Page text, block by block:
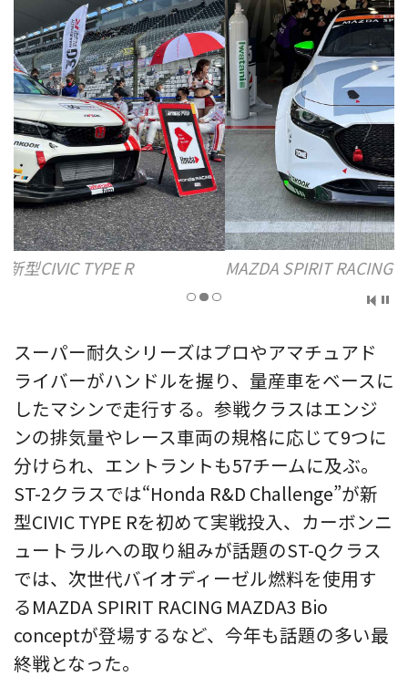
MAZDA SPIRIT RACING MAZDA2 Bio concept
スーパー耐久シリーズはプロやアマチュアド
ライバーがハンドルを握り、量産車をベースに
したマシンで走行する。参戦クラスはエンジ
ンの排気量やレース車両の規格に応じて9つに
分けられ、エントラントも57チームに及ぶ。
ST-2クラスでは“Honda R&D Challenge”が新
型CIVIC TYPE Rを初めて実戦投入、カーボンニ
ュートラルへの取り組みが話題のST-Qクラス
では、次世代バイオディーゼル燃料を使用す
るMAZDA SPIRIT RACING MAZDA3 Bio
conceptが登場するなど、今年も話題の多い最
終戦となった。